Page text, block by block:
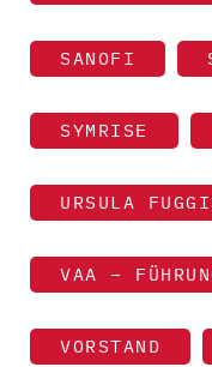
SANOFI
SYMRISE
URSULA
VAA –
VORSTAND